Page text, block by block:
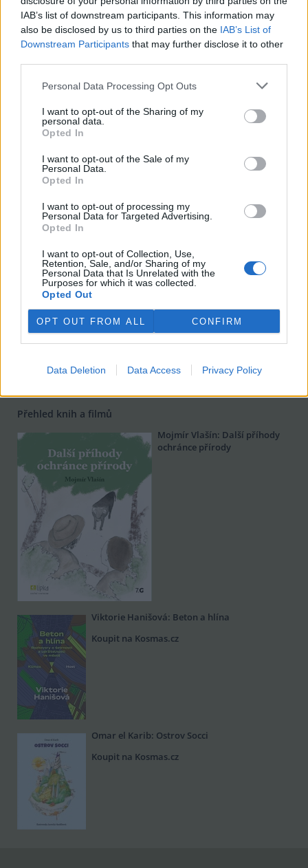
IAB’s list of downstream participants. This information may
also be disclosed by us to third parties on the IAB’s List of
Downstream Participants that may further disclose it to other
Personal Data Processing Opt Outs
I want to opt-out of the Sharing of my
personal data.
Opted In
I want to opt-out of the Sale of my
Personal Data.
Opted In
I want to opt-out of processing my
Personal Data for Targeted Advertising.
Opted In
I want to opt-out of Collection, Use,
Retention, Sale, and/or Sharing of my
Personal Data that Is Unrelated with the
Purposes for which it was collected.
Opted Out
OPT OUT FROM ALL CONFIRM
Data Deletion Data Access Privacy Policy
reklama
Online diskuse
dodržovatpravidla diskuse. V případě porušení si redakce
vyhrazuje právo smazat diskusní příspěvěk
DO DISKUZE SE MŮŽETE ZAPOJIT PO PŘIHLÁŠENÍ
Zapomněli jste heslo?Změňte si je
Přihlásit se mohou jen ti, kteří se jižzaregistrovali
Staré diskuse (archiv)
17. 10.
2012
recenze na duši Ivan Kočí
Přehled knih a filmů
Mojmír Vlašín: Další příhody
ochránce přírody
Viktorie Hanišová: Beton a hlína
Koupit na Kosmas.cz
Omar el Karib: Ostrov Socci
Koupit na Kosmas.cz